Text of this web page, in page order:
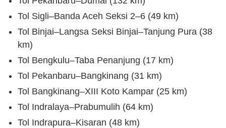
Tol Sigli–Banda Aceh Seksi 2–6 (49 km)
Tol Binjai–Langsa Seksi Binjai–Tanjung Pura (38
km)
Tol Bengkulu–Taba Penanjung (17 km)
Tol Pekanbaru–Bangkinang (31 km)
Tol Bangkinang–XIII Koto Kampar (25 km)
Tol Indralaya–Prabumulih (64 km)
Tol Indrapura–Kisaran (48 km)